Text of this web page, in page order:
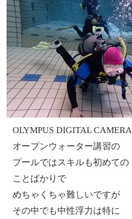
OLYMPUS DIGITAL CAMERA
オープンウォーター講習の
プールではスキルも初めての
ことばかりで
めちゃくちゃ難しいですが
その中でも中性浮力は特に